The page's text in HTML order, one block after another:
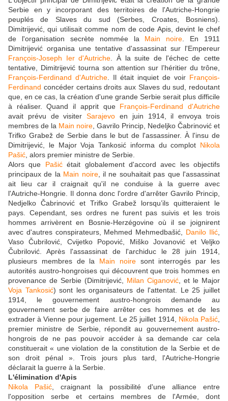
Serbie en y incorporant des territoires de l'Autriche-Hongrie
peuplés de Slaves du sud (Serbes, Croates, Bosniens).
Dimitrijević, qui utilisait comme nom de code Apis, devint le chef
de l'organisation secrète nommée la Main noire . En 1911
Dimitrijević organisa une tentative d'assassinat sur l'Empereur
François-Joseph Ier d'Autriche . À la suite de l'échec de cette
tentative, Dimitrijević tourna son attention sur l’héritier du trône,
François-Ferdinand d'Autriche . Il était inquiet de voir François-
Ferdinand concéder certains droits aux Slaves du sud, redoutant
que, en ce cas, la création d'une grande Serbie serait plus difficile
à réaliser. Quand il apprit que François-Ferdinand d'Autriche
avait prévu de visiterSarajevo en juin 1914, il envoya trois
membres de la Main noire , Gavrilo Princip, Nedeljko Čabrinović et
Trifko Grabež de Serbie dans le but de l'assassiner. À l'insu de
Dimitrijević, le Major Voja Tankosić informa du complot Nikola
Pašić , alors premier ministre de Serbie.
Alors que Pašićétait globalement d'accord avec les objectifs
principaux de la Main noire, il ne souhaitait pas que l'assassinat
ait lieu car il craignait qu'il ne conduise à la guerre avec
l'Autriche-Hongrie. Il donna donc l'ordre d'arrêter Gavrilo Princip,
Nedjelko Čabrinović et Trifko Grabež lorsqu’ils quitteraient le
pays. Cependant, ses ordres ne furent pas suivis et les trois
hommes arrivèrent en Bosnie-Herzégovine où il se joignirent
avec d'autres conspirateurs, Mehmed Mehmedbašić, Danilo Ilić
Vaso Čubrilović, Cvijetko Popović, Miško Jovanović et Veljko
Čubrilović. Après l'assassinat de l'archiduc le 28 juin 1914,
plusieurs membres de la Main noiresont interrogés par les
autorités austro-hongroises qui découvrent que trois hommes en
provenance de Serbie (Dimitrijević, Milan Ciganović , et le Major
Voja Tankosić) sont les organisateurs de l'attentat. Le 25 juillet
1914, le gouvernement austro-hongrois demande au
gouvernement serbe de faire arrêter ces hommes et de les
extrader à Vienne pour jugement. Le 25 juillet 1914, Nikola Pašić
premier ministre de Serbie, répondit au gouvernement austro-
hongrois de ne pas pouvoir accéder à sa demande car cela
constituerait « une violation de la constitution de la Serbie et de
son droit pénal ». Trois jours plus tard, l'Autriche-Hongrie
déclarait la guerre à la Serbie.
L'élimination d'Apis
Nikola Pašić , craignant la possibilité d'une alliance entre
l'opposition serbe et certains membres de l'Armée, dont